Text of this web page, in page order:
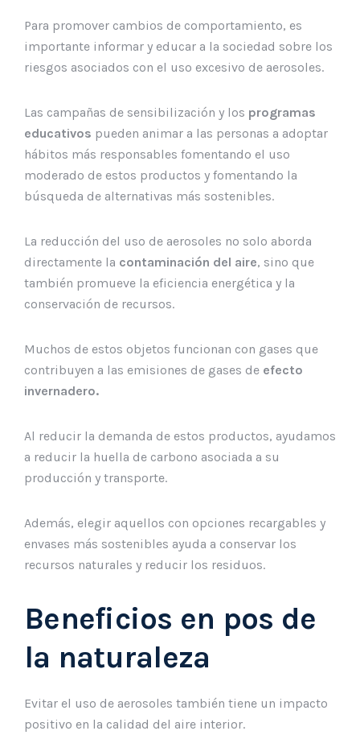
Para promover cambios de comportamiento, es
importante informar y educar a la sociedad sobre los
riesgos asociados con el uso excesivo de aerosoles.
Las campañas de sensibilización y los programas
educativos pueden animar a las personas a adoptar
hábitos más responsables fomentando el uso
moderado de estos productos y fomentando la
búsqueda de alternativas más sostenibles.
La reducción del uso de aerosoles no solo aborda
directamente la contaminación del aire, sino que
también promueve la eficiencia energética y la
conservación de recursos.
Muchos de estos objetos funcionan con gases que
contribuyen a las emisiones de gases de efecto
invernadero.
Al reducir la demanda de estos productos, ayudamos
a reducir la huella de carbono asociada a su
producción y transporte.
Además, elegir aquellos con opciones recargables y
envases más sostenibles ayuda a conservar los
recursos naturales y reducir los residuos.
Beneficios en pos de
la naturaleza
Evitar el uso de aerosoles también tiene un impacto
positivo en la calidad del aire interior.